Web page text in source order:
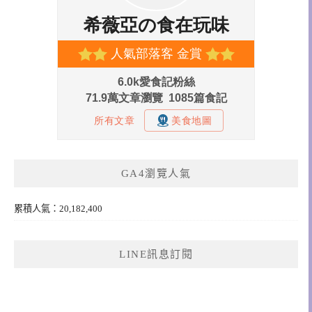
GA4瀏覽人氣
累積人氣：20,182,400
LINE訊息訂閱